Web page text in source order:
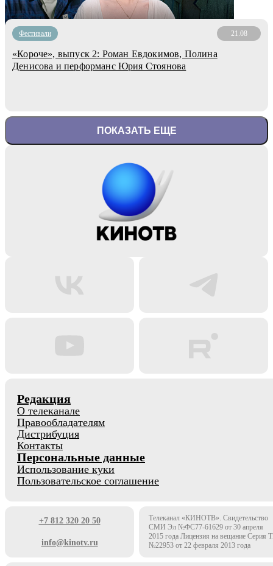
Фестивали 21.08
«Короче», выпуск 2: Роман Евдокимов, Полина
Денисова и перформанс Юрия Стоянова
ПОКАЗАТЬ ЕЩЕ
Редакция
О телеканале
Правообладателям
Дистрибуция
Контакты
Персональные данные
Использование куки
Пользовательское соглашение
+7 812 320 20 50
info@kinotv.ru
Телеканал «КИНОТВ». Свидетельство
СМИ Эл №ФС77-61629 от 30 апреля
2015 года Лицензия на вещание Серия
№22953 от 22 февраля 2013 года